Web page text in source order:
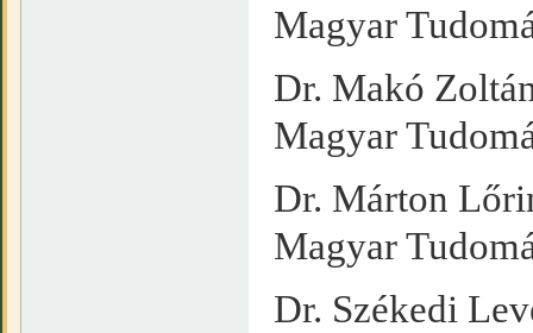
Magyar
Dr. Makó
Magyar
Dr. Márton
Magyar
Dr. Székedi